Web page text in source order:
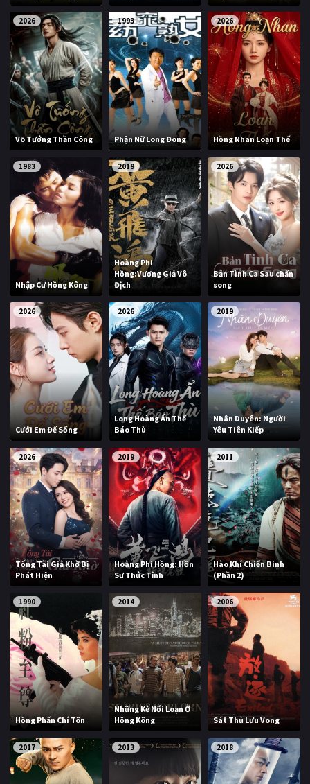
PHIM BỘ
PHIM LẺ
PHIM CHIẾU RẠP
TUYỂN TẬP PHIM
BLOG
2026
Võ Tướng Thần Công
1993
Phận Nữ Long Đong
2026
Hồng Nhan Loạn Thế
1983
Nhập Cư Hồng Kông
2019
Hoàng Phi
Hồng:Vương Giả Vô
Địch
2026
Bản Tình Ca Sau chấn
song
2026
Cưới Em Để Sống
2026
Long Hoàng Ẩn Thế
Báo Thù
2019
Nhân Duyên: Người
Yêu Tiên Kiếp
2026
Tổng Tài Giả Khờ Bị
Phát Hiện
2019
Hoàng Phi Hồng: Hồn
Sư Thức Tỉnh
2011
Hào Khí Chiến Binh
(Phần 2)
1990
Hồng Phấn Chí Tôn
2014
Những Kẻ Nổi Loạn Ở
Hồng Kông
2006
Sát Thủ Lưu Vong
2017 2013 2018